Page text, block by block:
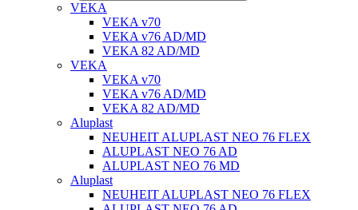
VEKA
VEKA v70
VEKA v76 AD/MD
VEKA 82 AD/MD
VEKA
VEKA v70
VEKA v76 AD/MD
VEKA 82 AD/MD
Aluplast
NEUHEIT ALUPLAST NEO 76 FLEX
ALUPLAST NEO 76 AD
ALUPLAST NEO 76 MD
Aluplast
NEUHEIT ALUPLAST NEO 76 FLEX